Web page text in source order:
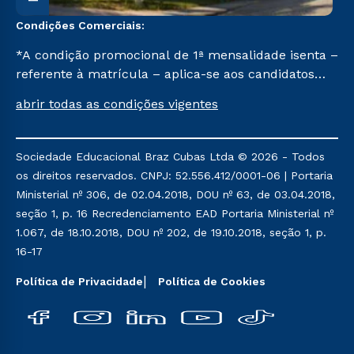
Condições Comerciais:
*A condição promocional de 1ª mensalidade isenta –
referente à matrícula – aplica-se aos candidatos
na prova on-line ou agendada, que ofertam bolsas
semestre de 2023, que ainda não tenham efetivado
e/ou não tenham cancelado ou trancado sua
matrícula em uma das Instituições da Cruzeiro do
Sul Educacional, no período de um ano. Tais
condições não se aplicam aos cursos de Medicina, e
também para matriculados via FIES, Prouni e
acumula com nenhuma outra campanha ofertada
abrir todas as condições vigentes
Sociedade Educacional Braz Cubas Ltda © 2026 - Todos
os direitos reservados. CNPJ: 52.556.412/0001-06 | Portaria
Ministerial nº 306, de 02.04.2018, DOU nº 63, de 03.04.2018,
seção 1, p. 16 Recredenciamento EAD Portaria Ministerial nº
1.067, de 18.10.2018, DOU nº 202, de 19.10.2018, seção 1, p.
16-17
Política de Privacidade Política de Cookies